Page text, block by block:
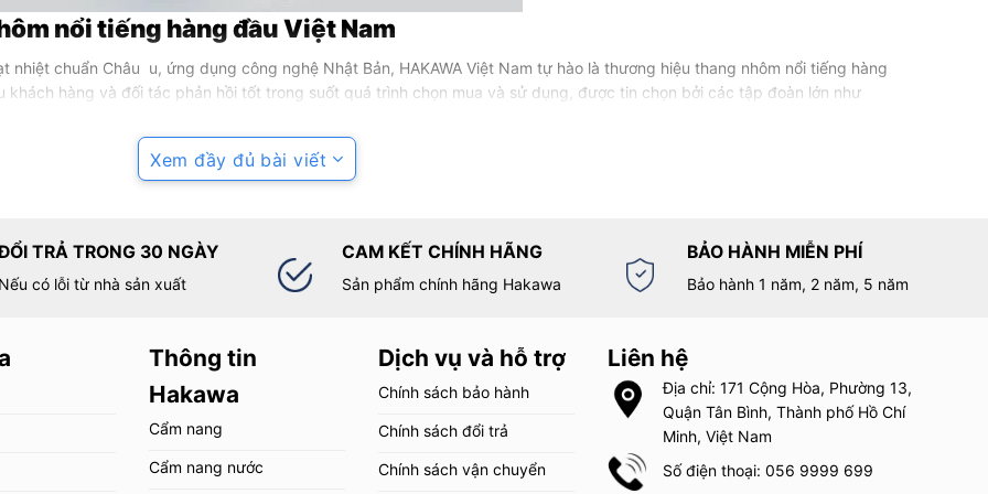
nổi tiếng hàng đầu Việt Nam
chuẩn Châu u, ứng dụng công nghệ Nhật Bản, HAKAWA Việt Nam tự hào là thương hiệu thang nhôm nổi tiếng hàng
khách hàng và đối tác phản hồi tốt trong suốt quá trình chọn mua và sử dụng, được tin chọn bởi các tập đoàn lớn như
với các dòng thang dân dụng trên thị trường. Các sản phẩm thang nhôm HAKAWA đều được nhập khẩu thường xuyên
chùi, thực hiện các công việc trên cao của người sử dụng.
gọn lại
có thể được điều chỉnh đến một độ cao tuỳ thích sao cho phù hợp với nhu cầu sử dụng của người dùng. Thang rút
rãi cho các công việc như sửa chữa, trang trí nội thất, lắp đặt hệ thống điện…
từ thang rút đơn, có thể linh hoạt biến hóa thành chiều cao và hình dạng khác nhau, chẳng hạn như khả năng mở rộng
Xem đầy đủ bài viết
TRẢ TRONG 30 NGÀY
Nếu có lỗi từ nhà sản xuất
CAM KẾT CHÍNH HÃNG
Sản phẩm chính hãng Hakawa
BẢO HÀNH MIỄN PHÍ
Bảo hành 1 năm, 2 năm, 5 năm
Thông tin
Hakawa
Cẩm nang
Cẩm nang nước
Dịch vụ và hỗ trợ
Chính sách bảo hành
Chính sách đổi trả
Chính sách vận chuyển
Liên hệ
Địa chỉ: 171 Cộng Hòa, Phường 13,
Quận Tân Bình, Thành phố Hồ Chí
Minh, Việt Nam
Số điện thoại: 056 9999 699